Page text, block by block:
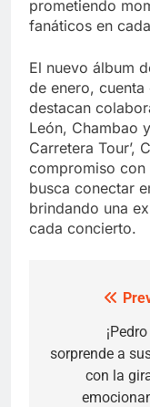
prometiendo
fanáticos en
El nuevo álbum
de enero,
destacan
León, Chambao
Carretera Tour’,
compromiso con
busca conectar
brindando una
cada concierto.
navigation
sorprende a
con la